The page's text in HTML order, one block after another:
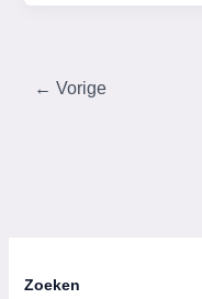
← Vorige
Zoeken